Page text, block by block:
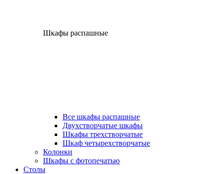
Шкафы распашные
Все шкафы распашные
Двухстворчатые шкафы
Шкафы трехстворчатые
Шкаф четырехстворчатые
Колонки
Шкафы с фотопечатью
Столы